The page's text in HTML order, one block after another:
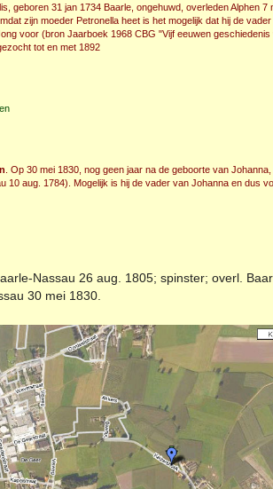
geboren 31 jan 1734 Baarle, ongehuwd, overleden Alphen 7
zijn moeder Petronella heet is het mogelijk dat hij de
voor (bron Jaarboek 1968 CBG "Vijf eeuwen
tot en met 1892
. Op 30 mei 1830, nog geen jaar na de geboorte van
10 aug. 1784). Mogelijk is hij de vader van Johanna en dus
Nassau 26 aug. 1805; spinster; overl.
30 mei 1830.